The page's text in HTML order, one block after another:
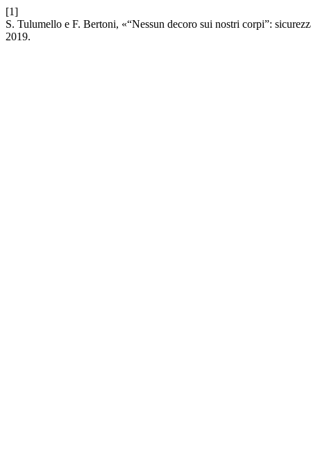
[1]
S. Tulumello e F. Bertoni, «“Nessun decoro sui nostri corpi”:
2019.